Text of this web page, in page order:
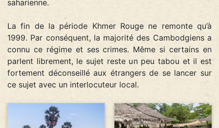
saharienne.
La fin de la période Khmer Rouge ne remonte qu’à
1999. Par conséquent, la majorité des Cambodgiens a
connu ce régime et ses crimes. Même si certains en
parlent librement, le sujet reste un peu tabou et il est
fortement déconseillé aux étrangers de se lancer sur
ce sujet avec un interlocuteur local.